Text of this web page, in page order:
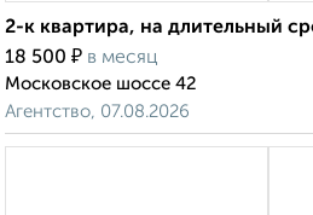
2-к квартира, на длительный
18 500 ₽ в месяц
Московское шоссе 42
Агентство, 07.08.2026